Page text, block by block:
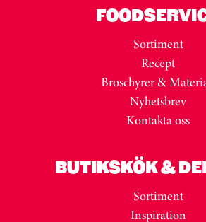
Sortiment
Recept
Broschyrer &
Nyhetsbrev
Kontakta oss
BUTIKSKÖK &
Sortiment
Inspiration